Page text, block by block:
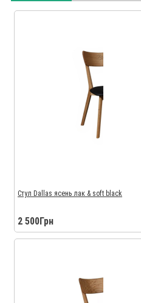
Стул Dallas ясень лак & soft black
2 500Грн